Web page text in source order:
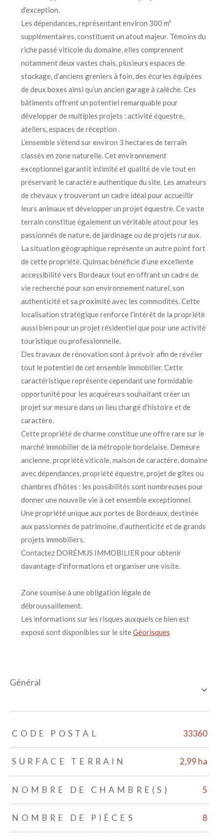
d’exception.
Les dépendances, représentant environ 300 m²
supplémentaires, constituent un atout majeur. Témoins du
riche passé viticole du domaine, elles comprennent
notamment deux vastes chais, plusieurs espaces de
stockage, d’anciens greniers à foin, des écuries équipées
de deux boxes ainsi qu’un ancien garage à calèche. Ces
bâtiments offrent un potentiel remarquable pour
développer de multiples projets : activité équestre,
ateliers, espaces de réception .
L’ensemble s’étend sur environ 3 hectares de terrain
classés en zone naturelle. Cet environnement
exceptionnel garantit intimité et qualité de vie tout en
préservant le caractère authentique du site. Les amateurs
de chevaux y trouveront un cadre idéal pour accueillir
leurs animaux et développer un projet équestre. Ce vaste
terrain constitue également un véritable atout pour les
passionnés de nature, de jardinage ou de projets ruraux.
La situation géographique représente un autre point fort
de cette propriété. Quinsac bénéficie d’une excellente
accessibilité vers Bordeaux tout en offrant un cadre de
vie recherché pour son environnement naturel, son
authenticité et sa proximité avec les commodités. Cette
localisation stratégique renforce l’intérêt de la propriété
aussi bien pour un projet résidentiel que pour une activité
touristique ou professionnelle.
Des travaux de rénovation sont à prévoir afin de révéler
tout le potentiel de cet ensemble immobilier. Cette
caractéristique représente cependant une formidable
opportunité pour les acquéreurs souhaitant créer un
projet sur mesure dans un lieu chargé d’histoire et de
caractère.
Cette propriété de charme constitue une offre rare sur le
marché immobilier de la métropole bordelaise. Demeure
ancienne, propriété viticole, maison de caractère, domaine
avec dépendances, propriété équestre, projet de gîtes ou
chambres d’hôtes : les possibilités sont nombreuses pour
donner une nouvelle vie à cet ensemble exceptionnel.
Une propriété unique aux portes de Bordeaux, destinée
aux passionnés de patrimoine, d’authenticité et de grands
projets immobiliers.
Contactez DORÉMUS IMMOBILIER pour obtenir
davantage d’informations et organiser une visite.
Zone soumise à une obligation légale de
débroussaillement.
Les informations sur les risques auxquels ce bien est
exposé sont disponibles sur le siteGéorisques
général
TRAD_ZEPHYR_Caracteristique TRAD_ZEPHYR_Valeurs
CODE POSTAL 33360
SURFACE TERRAIN 2,99 ha
NOMBRE DE CHAMBRE(S) 5
NOMBRE DE PIÈCES 8